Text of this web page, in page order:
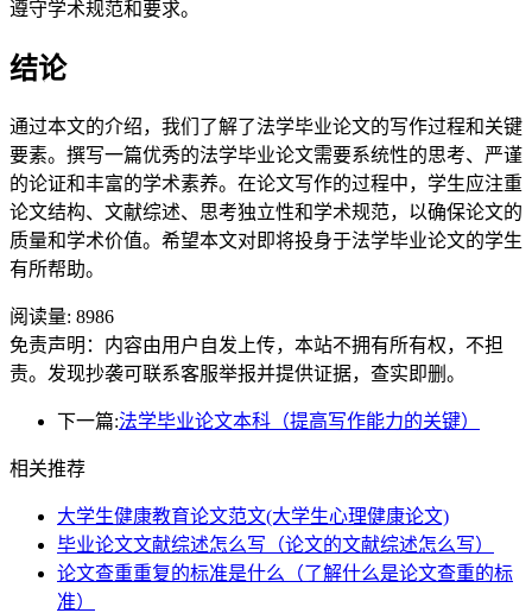
遵守学术规范和要求。
结论
通过本文的介绍，我们了解了法学毕业论文的写作过程和关键
要素。撰写一篇优秀的法学毕业论文需要系统性的思考、严谨
的论证和丰富的学术素养。在论文写作的过程中，学生应注重
论文结构、文献综述、思考独立性和学术规范，以确保论文的
质量和学术价值。希望本文对即将投身于法学毕业论文的学生
有所帮助。
阅读量: 8986
免责声明：内容由用户自发上传，本站不拥有所有权，不担
责。发现抄袭可联系客服举报并提供证据，查实即删。
下一篇:法学毕业论文本科（提高写作能力的关键）
相关推荐
大学生健康教育论文范文(大学生心理健康论文)
毕业论文文献综述怎么写（论文的文献综述怎么写）
论文查重重复的标准是什么（了解什么是论文查重的标
准）